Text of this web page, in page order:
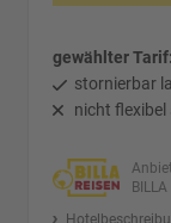
gewählter
stornierbar
nicht